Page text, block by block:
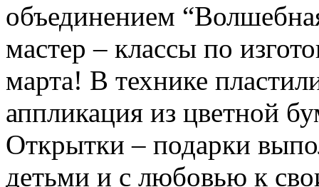
объединением
мастер – классы по
марта! В технике
аппликация из цветной
Открытки – подарки
детьми и с любовью к